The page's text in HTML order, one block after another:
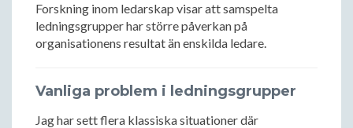
Forskning inom ledarskap visar att samspelta
ledningsgrupper har större påverkan på
organisationens resultat än enskilda ledare.
Vanliga problem i ledningsgrupper
Jag har sett flera klassiska situationer där